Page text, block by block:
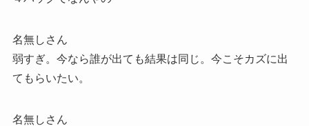
名無しさん
弱すぎ。今なら誰が出ても結果は同じ。今こそカズに出
てもらいたい。
名無しさん